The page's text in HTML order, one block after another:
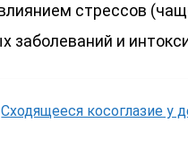
стрессов
заболеваний и
Сходящееся косоглазие у